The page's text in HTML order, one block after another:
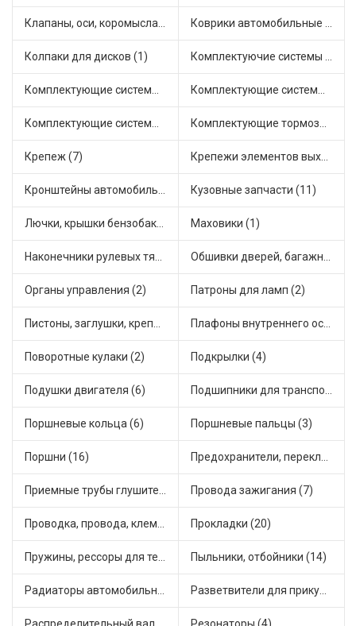
Клапаны, оси, коромысла (4) Коврики автомобильные (2)
Колпаки для дисков (1) Комплектуючие системы стеклоочистителя (1)
Комплектующие системы выпуска отработавших газов (18) Комплектующие системы отопления (6)
Комплектующие системы питания (2) Комплектующие тормозной системы (1)
Крепеж (7) Крепежи элементов выхлопной системы (2)
Кронштейны автомобильные (2) Кузовные запчасти (11)
Лючки, крышки бензобака (6) Маховики (1)
Наконечники рулевых тяг (7) Обшивки дверей, багажника, потолков, накладки салона (1)
Органы управления (2) Патроны для ламп (2)
Пистоны, заглушки, крепежные элементы (1) Плафоны внутреннего освещения (1)
Поворотные кулаки (2) Подкрылки (4)
Подушки двигателя (6) Подшипники для транспорта (7)
Поршневые кольца (6) Поршневые пальцы (3)
Поршни (16) Предохранители, переключатели, кнопки автомобильные (21)
Приемные трубы глушителя (7) Провода зажигания (7)
Проводка, провода, клеммы и разъемы (4) Прокладки (20)
Пружины, рессоры для техники (4) Пыльники, отбойники (14)
Радиаторы автомобильные (7) Разветвители для прикуривателя (3)